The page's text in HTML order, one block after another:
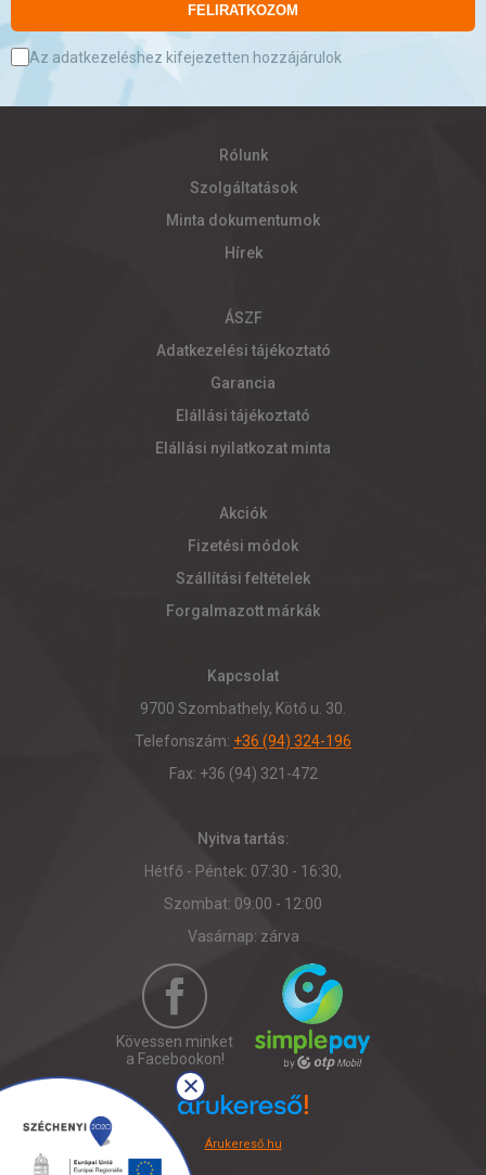
FELIRATKOZOM
Az adatkezeléshez kifejezetten hozzájárulok
Rólunk
Szolgáltatások
Minta dokumentumok
Hírek
ÁSZF
Adatkezelési tájékoztató
Garancia
Elállási tájékoztató
Elállási nyilatkozat minta
Akciók
Fizetési módok
Szállítási feltételek
Forgalmazott márkák
Kapcsolat
9700 Szombathely, Kötő u. 30.
Telefonszám: +36 (94) 324-196
Fax: +36 (94) 321-472
Nyitva tartás:
Hétfő - Péntek: 07:30 - 16:30,
Szombat: 09:00 - 12:00
Vasárnap: zárva
Kövessen minket
a Facebookon!
Árukereső.hu